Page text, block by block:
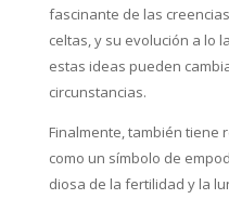
fascinante de las
celtas, y su evolución a lo
estas ideas pueden
circunstancias.
Finalmente, también tiene
como un símbolo de
diosa de la fertilidad y la